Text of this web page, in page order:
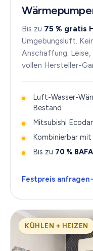
Bis zu 75 % gratis
Umgebungsluft.
Anschaffung.
vollen Hersteller-
Luft-Wasser-
Bestand
Mitsubishi
Kombinierbar
Bis zu 70 %
Festpreis anfragen
KÜHLEN + HEIZEN